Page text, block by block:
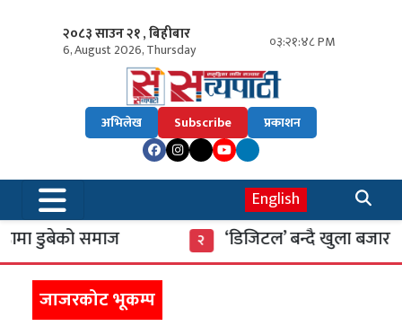
२०८३ साउन २१ , बिहीबार
6, August 2026, Thursday ०३:२१:४९ PM
अभिलेख Subscribe प्रकाशन
English
डुबेको समाज
‘डिजिटल’ बन्दै खुला बजार
जाजरकोट भूकम्प